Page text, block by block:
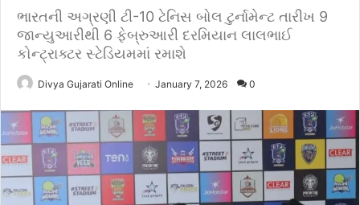
ભારતની અગ્રણી ટી-10 ટેનિસ બોલ ટુર્નામેન્ટ તારીખ 9
જાન્યુઆરીથી 6 ફેબ્રુઆરી દરમિયાન લાલભાઈ
કોન્ટ્રાક્ટર સ્ટેડિયમમાં રમાશે
Divya Gujarati Online January 7, 2026 0